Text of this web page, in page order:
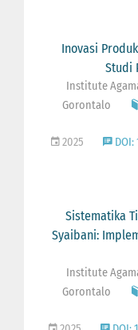
Inovasi
Studi
Institute
Gorontalo
2025
DOI:
Sistematika
Syaibani:
Institute
Gorontalo